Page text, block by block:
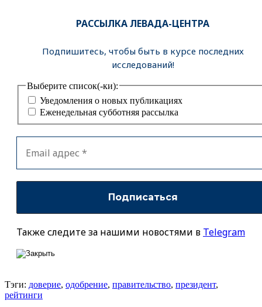
РАССЫЛКА ЛЕВАДА-ЦЕНТРА
Подпишитесь, чтобы быть в курсе последних
исследований!
Выберите список(-ки):
Уведомления о новых публикациях
Еженедельная субботняя рассылка
Также следите за нашими новостями в Telegram
Тэги: доверие, одобрение, правительство, президент,
рейтинги